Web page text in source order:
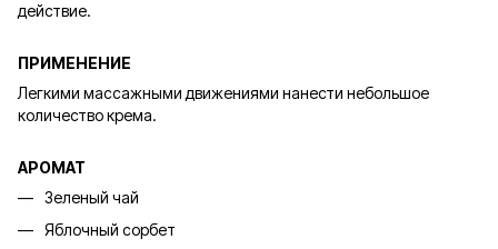
действие.
ПРИМЕНЕНИЕ
Легкими массажными движениями нанести небольшое
количество крема.
АРОМАТ
Зеленый чай
Яблочный сорбет